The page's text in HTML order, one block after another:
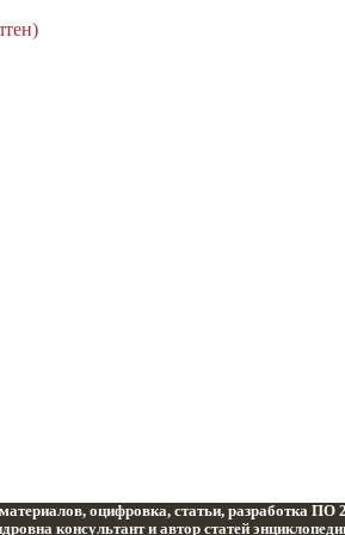
оцифровка, статьи, разработка ПО
консультант и автор статей